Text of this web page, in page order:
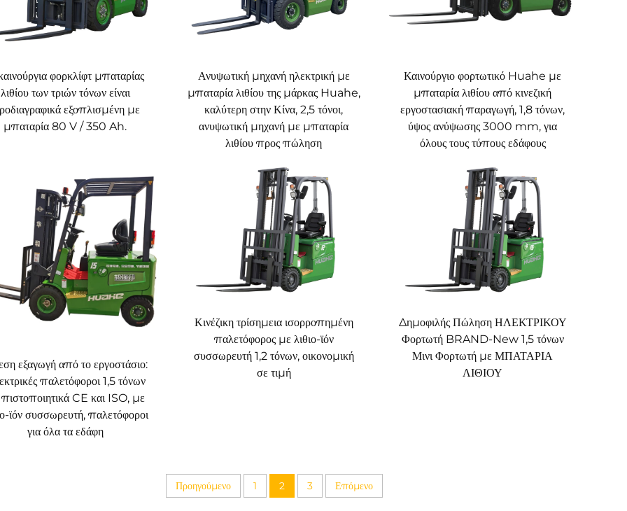
φορκλίφτ μπαταρίας
λιθίου των τριών τόνων είναι
εξοπλισμένη με
μπαταρία 80 V / 350 Ah.
Ανυψωτική μηχανή ηλεκτρική με
μπαταρία λιθίου της μάρκας Huahe,
καλύτερη στην Κίνα, 2,5 τόνοι,
ανυψωτική μηχανή με μπαταρία
λιθίου προς πώληση
Καινούργιο φορτωτικό Huahe με
μπαταρία λιθίου από κινεζική
εργοστασιακή παραγωγή, 1,8 τόνων,
ύψος ανύψωσης 3000 mm, για
όλους τους τύπους εδάφους
εξαγωγή από το εργοστάσιο:
παλετόφοροι 1,5 τόνων
CE και ISO, με
ϊόν συσσωρευτή, παλετόφοροι
για όλα τα εδάφη
Κινέζικη τρίσημεια ισορροπημένη
παλετόφορος με λιθιο-ϊόν
συσσωρευτή 1,2 τόνων, οικονομική
σε τιμή
Δημοφιλής Πώληση ΗΛΕΚΤΡΙΚΟΥ
Φορτωτή BRAND-New 1,5 τόνων
Μινι Φορτωτή με ΜΠΑΤΑΡΙΑ
ΛΙΘΙΟΥ
Προηγούμενο 1 2 3 Επόμενο